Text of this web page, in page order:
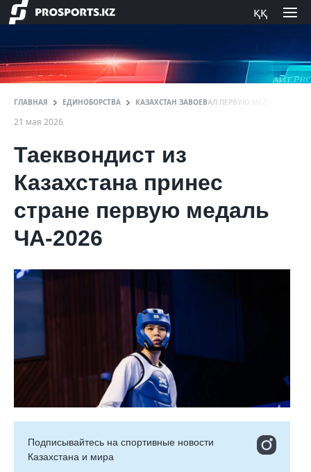
ққ
ГЛАВНАЯ ЕДИНОБОРСТВА КАЗАХСТАН ЗАВОЕВАЛ ПЕРВУЮ МЕДАЛЬ НА ЧА-
21 мая 2026
Таеквондист из
Казахстана принес
стране первую медаль
ЧА-2026
Подписывайтесь на cпортивные новости
Казахстана и мира